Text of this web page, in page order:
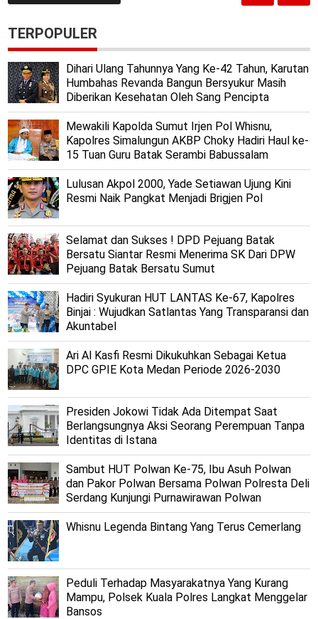
TERPOPULER
Dihari Ulang Tahunnya Yang Ke-42 Tahun, Karutan
Humbahas Revanda Bangun Bersyukur Masih
Diberikan Kesehatan Oleh Sang Pencipta
Mewakili Kapolda Sumut Irjen Pol Whisnu,
Kapolres Simalungun AKBP Choky Hadiri Haul ke-
15 Tuan Guru Batak Serambi Babussalam
Lulusan Akpol 2000, Yade Setiawan Ujung Kini
Resmi Naik Pangkat Menjadi Brigjen Pol
Selamat dan Sukses ! DPD Pejuang Batak
Bersatu Siantar Resmi Menerima SK Dari DPW
Pejuang Batak Bersatu Sumut
Hadiri Syukuran HUT LANTAS Ke-67, Kapolres
Binjai : Wujudkan Satlantas Yang Transparansi dan
Akuntabel
Ari Al Kasfi Resmi Dikukuhkan Sebagai Ketua
DPC GPIE Kota Medan Periode 2026-2030
Presiden Jokowi Tidak Ada Ditempat Saat
Berlangsungnya Aksi Seorang Perempuan Tanpa
Identitas di Istana
Sambut HUT Polwan Ke-75, Ibu Asuh Polwan
dan Pakor Polwan Bersama Polwan Polresta Deli
Serdang Kunjungi Purnawirawan Polwan
Whisnu Legenda Bintang Yang Terus Cemerlang
Peduli Terhadap Masyarakatnya Yang Kurang
Mampu, Polsek Kuala Polres Langkat Menggelar
Bansos